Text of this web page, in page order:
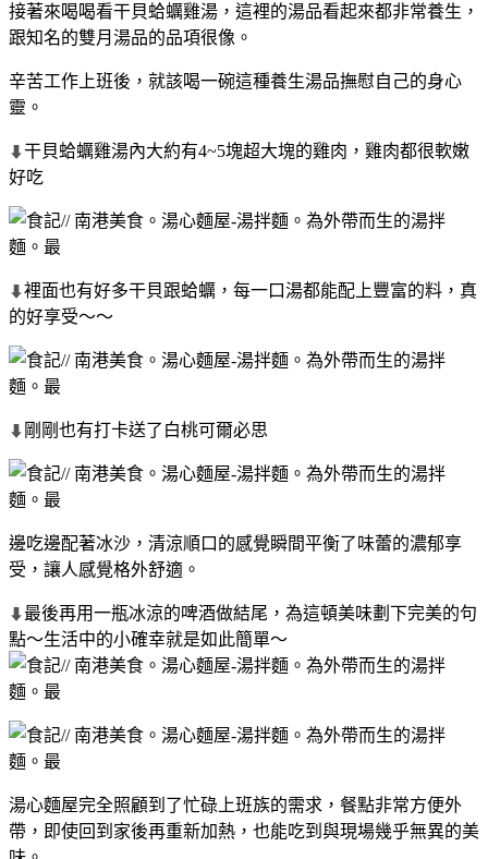
接著來喝喝看干貝蛤蠣雞湯，這裡的湯品看起來都非常養生，
跟知名的雙月湯品的品項很像。
辛苦工作上班後，就該喝一碗這種養生湯品撫慰自己的身心
靈。
⬇干貝蛤蠣雞湯內大約有4~5塊超大塊的雞肉，雞肉都很軟嫩
好吃
⬇裡面也有好多干貝跟蛤蠣，每一口湯都能配上豐富的料，真
的好享受～～
⬇ 剛剛也有打卡送了白桃可爾必思
邊吃邊配著冰沙，清涼順口的感覺瞬間平衡了味蕾的濃郁享
受，讓人感覺格外舒適。
⬇最後再用一瓶冰涼的啤酒做結尾，為這頓美味劃下完美的句
點～生活中的小確幸就是如此簡單～
湯心麵屋完全照顧到了忙碌上班族的需求，餐點非常方便外
帶，即使回到家後再重新加熱，也能吃到與現場幾乎無異的美